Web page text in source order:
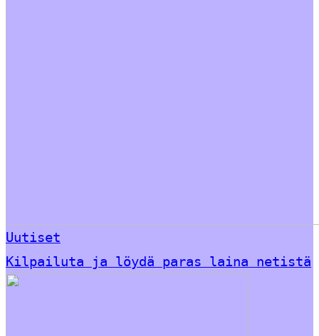
Uutiset
Kilpailuta ja löydä paras laina netistä